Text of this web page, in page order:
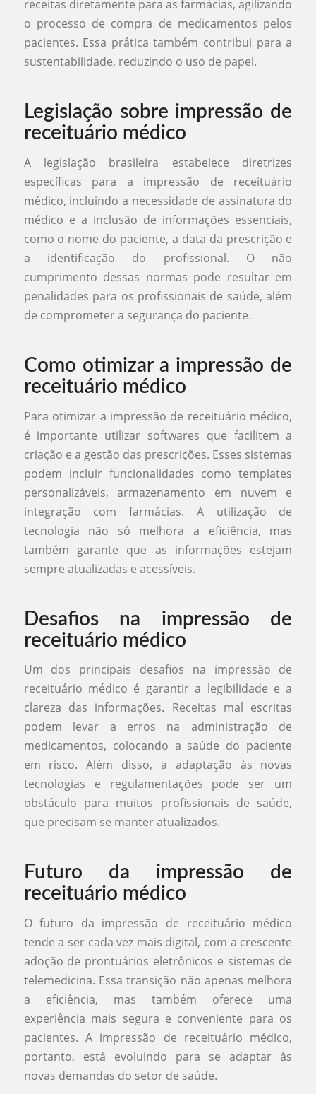
receitas diretamente para as farmácias, agilizando
o processo de compra de medicamentos pelos
pacientes. Essa prática também contribui para a
sustentabilidade, reduzindo o uso de papel.
Legislação sobre impressão de
receituário médico
A legislação brasileira estabelece diretrizes
específicas para a impressão de receituário
médico, incluindo a necessidade de assinatura do
médico e a inclusão de informações essenciais,
como o nome do paciente, a data da prescrição e
a identificação do profissional. O não
cumprimento dessas normas pode resultar em
penalidades para os profissionais de saúde, além
de comprometer a segurança do paciente.
Como otimizar a impressão de
receituário médico
Para otimizar a impressão de receituário médico,
é importante utilizar softwares que facilitem a
criação e a gestão das prescrições. Esses sistemas
podem incluir funcionalidades como templates
personalizáveis, armazenamento em nuvem e
integração com farmácias. A utilização de
tecnologia não só melhora a eficiência, mas
também garante que as informações estejam
sempre atualizadas e acessíveis.
Desafios na impressão de
receituário médico
Um dos principais desafios na impressão de
receituário médico é garantir a legibilidade e a
clareza das informações. Receitas mal escritas
podem levar a erros na administração de
medicamentos, colocando a saúde do paciente
em risco. Além disso, a adaptação às novas
tecnologias e regulamentações pode ser um
obstáculo para muitos profissionais de saúde,
que precisam se manter atualizados.
Futuro da impressão de
receituário médico
O futuro da impressão de receituário médico
tende a ser cada vez mais digital, com a crescente
adoção de prontuários eletrônicos e sistemas de
telemedicina. Essa transição não apenas melhora
a eficiência, mas também oferece uma
experiência mais segura e conveniente para os
pacientes. A impressão de receituário médico,
portanto, está evoluindo para se adaptar às
novas demandas do setor de saúde.